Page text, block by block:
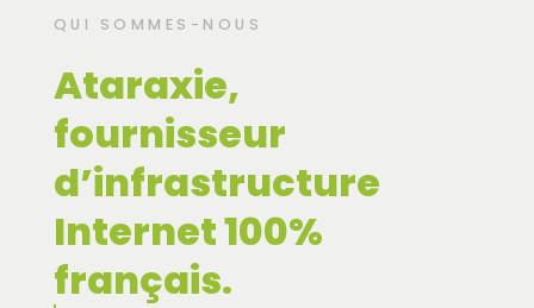
QUI SOMMES-NOUS
Ataraxie,
fournisseur
d’infrastructure
Internet 100%
français.